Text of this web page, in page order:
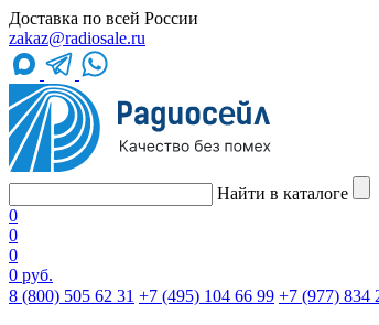
Доставка по всей России
zakaz@radiosale.ru
Найти в каталоге
0
0
0
0 руб.
8 (800) 505 62 31 +7 (495) 104 66 99 +7 (977) 834